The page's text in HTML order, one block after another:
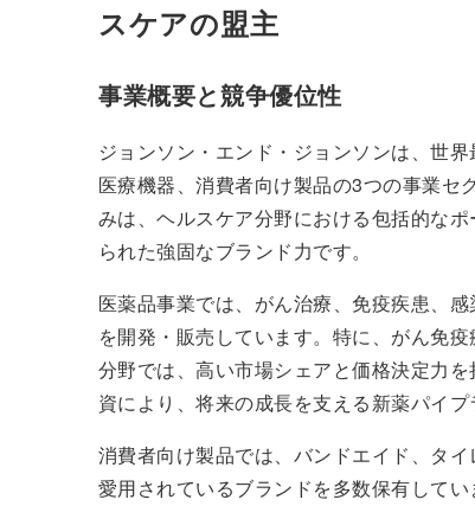
スケアの盟主
事業概要と競争優位性
ジョンソン・エンド・ジョンソンは、世
医療機器、消費者向け製品の3つの事業セ
みは、ヘルスケア分野における包括的な
られた強固なブランド力です。
医薬品事業では、がん治療、免疫疾患、
を開発・販売しています。特に、がん免
分野では、高い市場シェアと価格決定力
資により、将来の成長を支える新薬パイプ
消費者向け製品では、バンドエイド、タ
愛用されているブランドを多数保有して